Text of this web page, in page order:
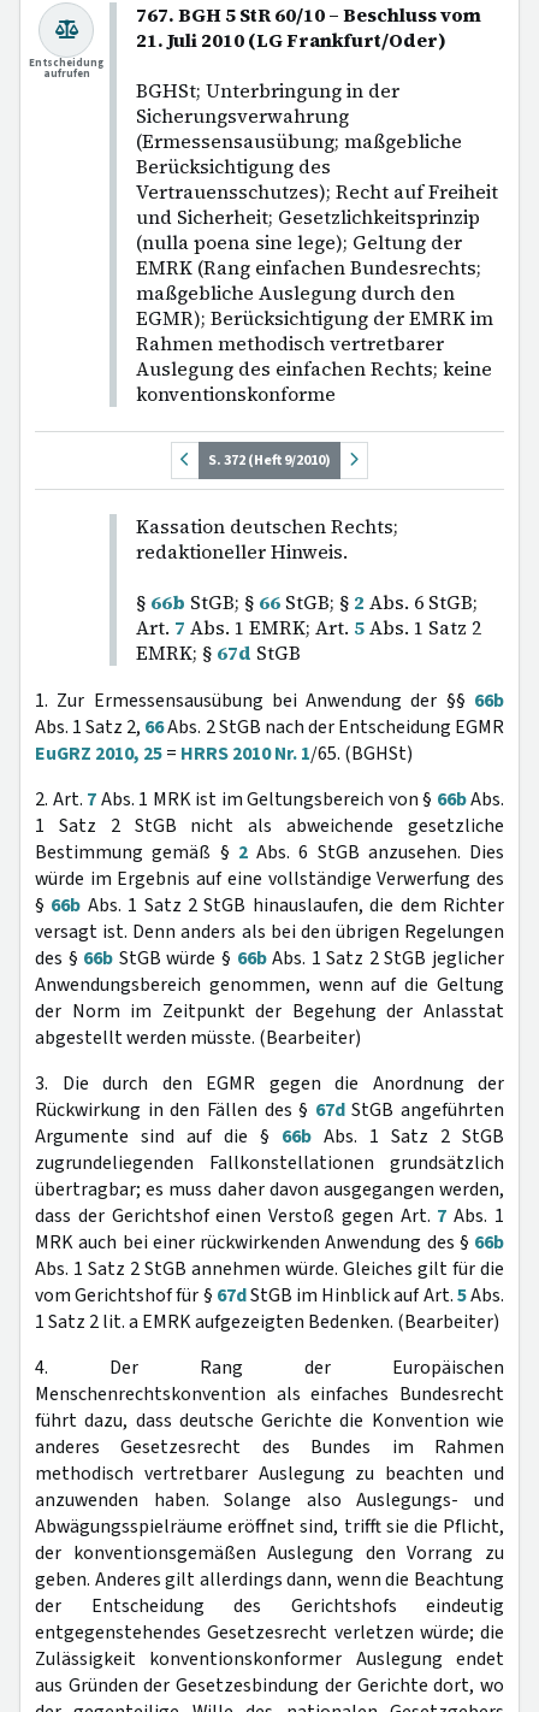
767. BGH 5 StR 60/10 – Beschluss vom
21. Juli 2010 (LG Frankfurt/Oder)
BGHSt; Unterbringung in der
Sicherungsverwahrung
(Ermessensausübung; maßgebliche
Berücksichtigung des
Vertrauensschutzes); Recht auf Freiheit
und Sicherheit; Gesetzlichkeitsprinzip
(nulla poena sine lege); Geltung der
EMRK (Rang einfachen Bundesrechts;
maßgebliche Auslegung durch den
EGMR); Berücksichtigung der EMRK im
Rahmen methodisch vertretbarer
Auslegung des einfachen Rechts; keine
konventionskonforme
Entscheidung
aufrufen
S. 372 (Heft 9/2010)
Kassation deutschen Rechts;
redaktioneller Hinweis.
§ 66b StGB; § 66 StGB; § 2 Abs. 6 StGB;
Art. 7 Abs. 1 EMRK; Art. 5Abs. 1 Satz 2
EMRK; § 67d StGB
1. Zur Ermessensausübung bei Anwendung der §§ 66b
Abs. 1 Satz 2, 66Abs. 2 StGB nach der Entscheidung EGMR
EuGRZ 2010, 25= HRRS 2010 Nr. 1/65. (BGHSt)
2. Art. 7Abs. 1 MRK ist im Geltungsbereich von § 66bAbs.
1 Satz 2 StGB nicht als abweichende gesetzliche
Bestimmung gemäß § 2Abs. 6 StGB anzusehen. Dies
würde im Ergebnis auf eine vollständige Verwerfung des
§ 66b Abs. 1 Satz 2 StGB hinauslaufen, die dem Richter
versagt ist. Denn anders als bei den übrigen Regelungen
des § 66b StGB würde § 66bAbs. 1 Satz 2 StGB jeglicher
Anwendungsbereich genommen, wenn auf die Geltung
der Norm im Zeitpunkt der Begehung der Anlasstat
abgestellt werden müsste. (Bearbeiter)
3. Die durch den EGMR gegen die Anordnung der
Rückwirkung in den Fällen des § 67dStGB angeführten
Argumente sind auf die § 66b Abs. 1 Satz 2 StGB
zugrundeliegenden Fallkonstellationen grundsätzlich
übertragbar; es muss daher davon ausgegangen werden,
dass der Gerichtshof einen Verstoß gegen Art. 7 Abs. 1
MRK auch bei einer rückwirkenden Anwendung des § 66b
Abs. 1 Satz 2 StGB annehmen würde. Gleiches gilt für die
vom Gerichtshof für § 67dStGB im Hinblick auf Art.5Abs.
1 Satz 2 lit. a EMRK aufgezeigten Bedenken. (Bearbeiter)
4. Der Rang der Europäischen
Menschenrechtskonvention als einfaches Bundesrecht
führt dazu, dass deutsche Gerichte die Konvention wie
anderes Gesetzesrecht des Bundes im Rahmen
methodisch vertretbarer Auslegung zu beachten und
anzuwenden haben. Solange also Auslegungs- und
Abwägungsspielräume eröffnet sind, trifft sie die Pflicht,
der konventionsgemäßen Auslegung den Vorrang zu
geben. Anderes gilt allerdings dann, wenn die Beachtung
der Entscheidung des Gerichtshofs eindeutig
entgegenstehendes Gesetzesrecht verletzen würde; die
Zulässigkeit konventionskonformer Auslegung endet
aus Gründen der Gesetzesbindung der Gerichte dort, wo